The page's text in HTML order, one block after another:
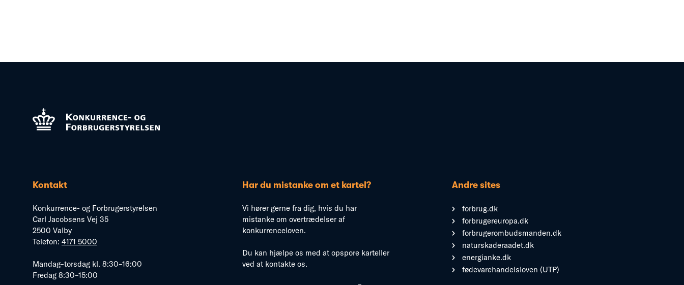
Kontakt
Konkurrence- og Forbrugerstyrelsen
Carl Jacobsens Vej 35
2500 Valby
Telefon: 4171 5000
Mandag–torsdag kl. 8:30–16:00
Fredag 8:30–15:00
Har du mistanke om et kartel?
Vi hører gerne fra dig, hvis du har
mistanke om overtrædelser af
konkurrenceloven.
Du kan hjælpe os med at opspore karteller
ved at kontakte os.
Andre sites
forbrug.dk
forbrugereuropa.dk
forbrugerombudsmanden.dk
naturskaderaadet.dk
energianke.dk
fødevarehandelsloven (UTP)